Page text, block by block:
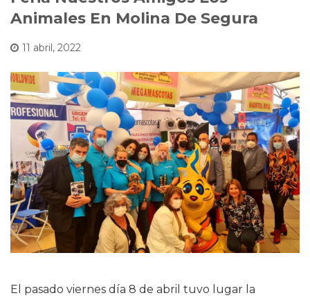
Animales En Molina De Segura
11 abril, 2022
El pasado viernes día 8 de abril tuvo lugar la